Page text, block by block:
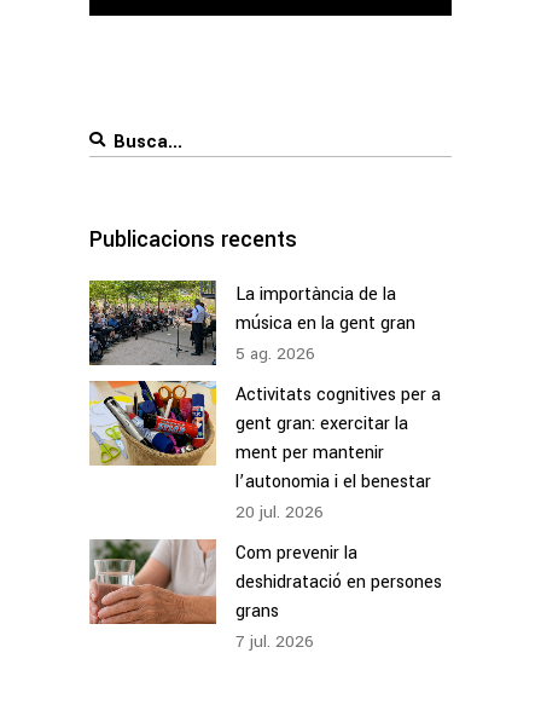
Search
Publicacions recents
La importància de la
música en la gent gran
5 ag. 2026
Activitats cognitives per a
gent gran: exercitar la
ment per mantenir
l’autonomia i el benestar
20 jul. 2026
Com prevenir la
deshidratació en persones
grans
7 jul. 2026